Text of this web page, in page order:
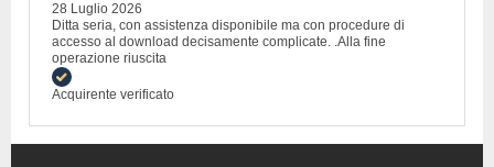
28 Luglio 2026
Ditta seria, con assistenza disponibile ma con procedure di
accesso al download decisamente complicate. .Alla fine
operazione riuscita
Acquirente verificato